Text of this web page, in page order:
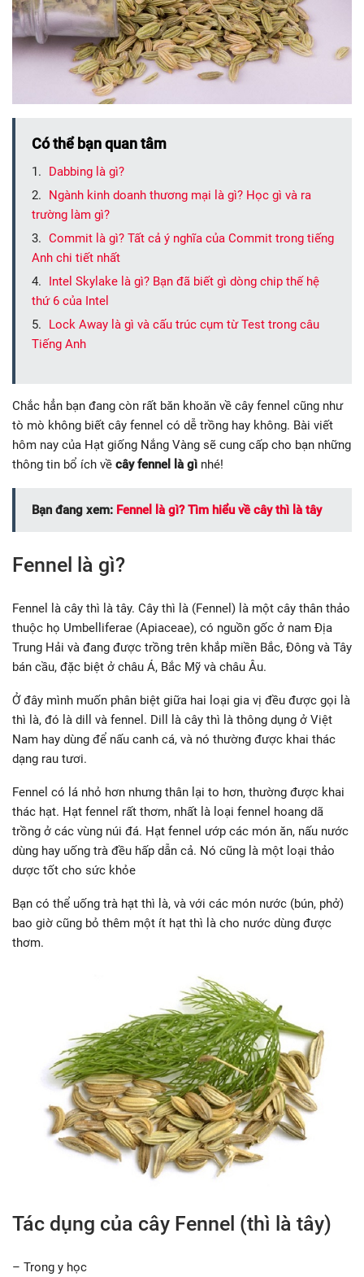
Có thể bạn quan tâm
Dabbing là gì?
Ngành kinh doanh thương mại là gì? Học gì và ra
trường làm gì?
Commit là gì? Tất cả ý nghĩa của Commit trong tiếng
Anh chi tiết nhất
Intel Skylake là gì? Bạn đã biết gì dòng chip thế hệ
thứ 6 của Intel
Lock Away là gì và cấu trúc cụm từ Test trong câu
Tiếng Anh
Chắc hẳn bạn đang còn rất băn khoăn về cây fennel cũng như
tò mò không biết cây fennel có dễ trồng hay không. Bài viết
hôm nay của Hạt giống Nắng Vàng sẽ cung cấp cho bạn những
thông tin bổ ích về cây fennel là gì nhé!
Bạn đang xem: Fennel là gì? Tìm hiểu về cây thì là tây
Fennel là gì?
Fennel là cây thì là tây. Cây thì là (Fennel) là một cây thân thảo
thuộc họ Umbelliferae (Apiaceae), có nguồn gốc ở nam Địa
Trung Hải và đang được trồng trên khắp miền Bắc, Đông và Tây
bán cầu, đặc biệt ở châu Á, Bắc Mỹ và châu Âu.
Ở đây mình muốn phân biệt giữa hai loại gia vị đều được gọi là
thì là, đó là dill và fennel. Dill là cây thì là thông dụng ở Việt
Nam hay dùng để nấu canh cá, và nó thường được khai thác
dạng rau tươi.
Fennel có lá nhỏ hơn nhưng thân lại to hơn, thường được khai
thác hạt. Hạt fennel rất thơm, nhất là loại fennel hoang dã
trồng ở các vùng núi đá. Hạt fennel ướp các món ăn, nấu nước
dùng hay uống trà đều hấp dẫn cả. Nó cũng là một loại thảo
dược tốt cho sức khỏe
Bạn có thể uống trà hạt thì là, và với các món nước (bún, phở)
bao giờ cũng bỏ thêm một ít hạt thì là cho nước dùng được
thơm.
Tác dụng của cây Fennel (thì là tây)
– Trong y học